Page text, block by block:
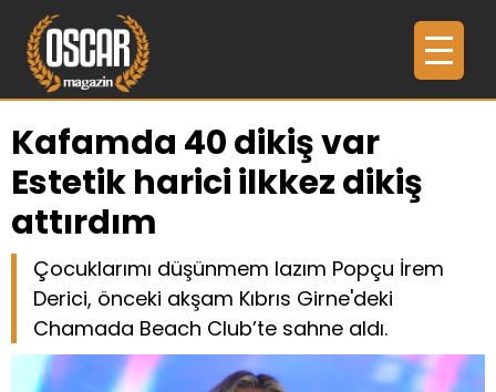
Kafamda 40 dikiş var
Estetik harici ilkkez dikiş
attırdım
Çocuklarımı düşünmem lazım Popçu İrem
Derici, önceki akşam Kıbrıs Girne'deki
Chamada Beach Club’te sahne aldı.